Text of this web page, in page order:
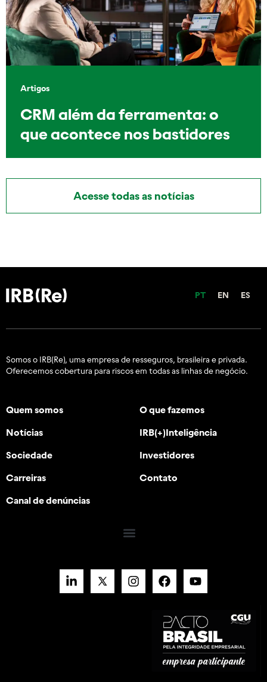
Artigos
CRM além da ferramenta: o
que acontece nos bastidores
Acesse todas as notícias
PT EN ES
Somos o IRB(Re), uma empresa de resseguros, brasileira e privada.
Oferecemos cobertura para riscos em todas as linhas de negócio.
Quem somos O que fazemos
Notícias IRB(+)Inteligência
Sociedade Investidores
Carreiras Contato
Canal de denúncias